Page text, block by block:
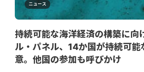
ニュース
持続可能な海洋経済の構築に向
ル・パネル、14か国が持続可能
意。他国の参加も呼びかけ